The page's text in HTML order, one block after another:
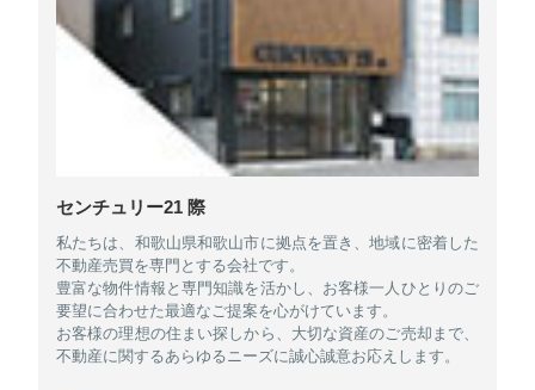
センチュリー21 際
私たちは、和歌山県和歌山市に拠点を置き、地域に密着した
不動産売買を専門とする会社です。
豊富な物件情報と専門知識を活かし、お客様一人ひとりのご
要望に合わせた最適なご提案を心がけています。
お客様の理想の住まい探しから、大切な資産のご売却まで、
不動産に関するあらゆるニーズに誠心誠意お応えします。